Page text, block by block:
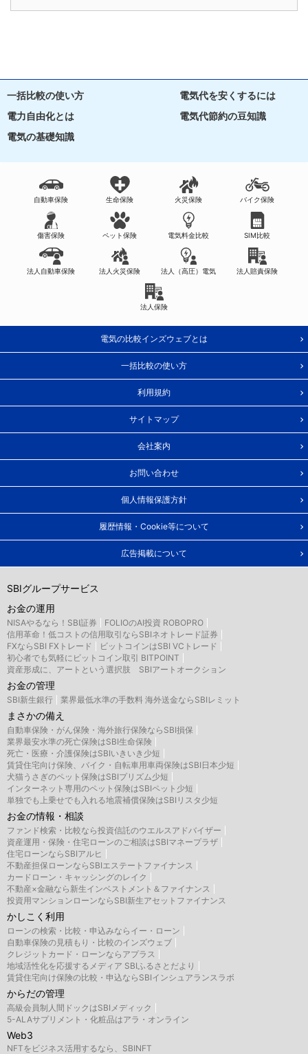
一括比較の使い方
電気代を安くするには
電力自由化とは
電気代節約の豆知識
電気の基礎知識
自動車保険 生命保険 火災保険 バイク保険
傷害保険 ペット保険 電気料金比較 SIM比較
法人自動車保険 法人火災保険 法人（高圧）電気 法人賠責保険
法人保険
電気の比較インズウェブとは
一括比較の使い方
利用規約
サイトマップ
会社案内
お問い合わせ
個人情報保護方針
履歴情報・Cookie等について
広告掲載について
SBIグループサービス
お金の運用
NISAやるなら！SBI証券
FOLIOのAI投資 ROBOPRO
信用革命！低コストの信用取引ならSBIネオトレード証券
FXならSBI FXトレード
ビットコインはSBI VCトレード
初心者でも気軽にビットコイン取引 BITPOINT
資産形成に、アートという選択肢 SBIアートオークション
お金の管理
SBI新生銀行 業界最低水準の手数料 海外送金ならSBIレミット
まさかの備え
自動車保険・がん保険・海外旅行保険ならSBI損保
業界最安水準の死亡保険はSBI生命保険
死亡・医療・介護保険はSBIいきいき少短
賃貸住宅向け保険、バイク・自転車用車両保険はSBI日本少短
犬猫うさぎのペット保険はSBIプリズム少短
インターネット専用のペット保険はSBIペット少短
単独でも上乗せでも入れる地震補償保険はSBIリスタ少短
お金の情報・相談
ファンド検索・比較なら投資信託のウエルスアドバイザー
資産運用・保険・住宅ローンのご相談はSBIマネープラザ
住宅ローンならSBIアルヒ
不動産担保ローンならSBIエステートファイナンス
カードローン・キャッシングのレイク
不動産×金融なら新生インベストメント＆ファイナンス
投資用マンションローンならSBI新生アセットファイナンス
かしこく利用
ローンの検索・比較・申込みならイー・ローン
自動車保険の見積もり・比較のインズウェブ
クレジットカード・ローンならアプラス
地域活性化を応援するメディア SBIふるさとだより
賃貸住宅向け保険の比較・申込ならSBIインシュアランスラボ
からだの管理
高級会員制人間ドックはSBIメディック
5-ALAサプリメント・化粧品はアラ・オンライン
Web3
NFTをビジネス活用するなら、SBINFT